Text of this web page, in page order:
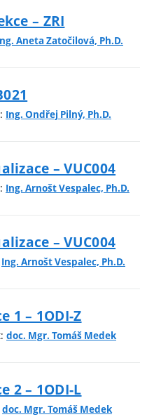
– ZRI
Aneta Zatočilová, Ph.D.
Ing. Ondřej Pilný, Ph.D.
– VUC004
Ing. Arnošt Vespalec, Ph.D.
– VUC004
Ing. Arnošt Vespalec, Ph.D.
1 – 1ODI-Z
doc. Mgr. Tomáš Medek
2 – 1ODI-L
doc. Mgr. Tomáš Medek